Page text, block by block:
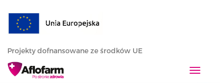
Projekty dofnansowane ze środków UE
T